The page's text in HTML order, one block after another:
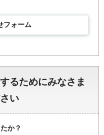
フォーム
るためにみなさま
い
か？